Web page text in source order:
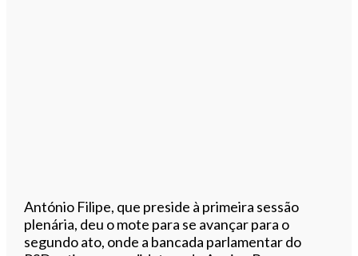
António Filipe, que preside à primeira sessão
plenária, deu o mote para se avançar para o
segundo ato, onde a bancada parlamentar do